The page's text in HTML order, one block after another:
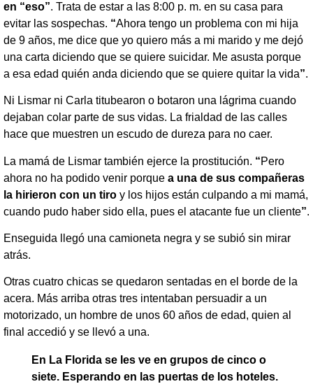
en “eso”. Trata de estar a las 8:00 p. m. en su casa para
evitar las sospechas. “Ahora tengo un problema con mi hija
de 9 años, me dice que yo quiero más a mi marido y me dejó
una carta diciendo que se quiere suicidar. Me asusta porque
a esa edad quién anda diciendo que se quiere quitar la vida”.
Ni Lismar ni Carla titubearon o botaron una lágrima cuando
dejaban colar parte de sus vidas. La frialdad de las calles
hace que muestren un escudo de dureza para no caer.
La mamá de Lismar también ejerce la prostitución. “Pero
ahora no ha podido venir porque a una de sus compañeras
la hirieron con un tiro y los hijos están culpando a mi mamá,
cuando pudo haber sido ella, pues el atacante fue un cliente”.
Enseguida llegó una camioneta negra y se subió sin mirar
atrás.
Otras cuatro chicas se quedaron sentadas en el borde de la
acera. Más arriba otras tres intentaban persuadir a un
motorizado, un hombre de unos 60 años de edad, quien al
final accedió y se llevó a una.
En La Florida se les ve en grupos de cinco o
siete. Esperando en las puertas de los hoteles.